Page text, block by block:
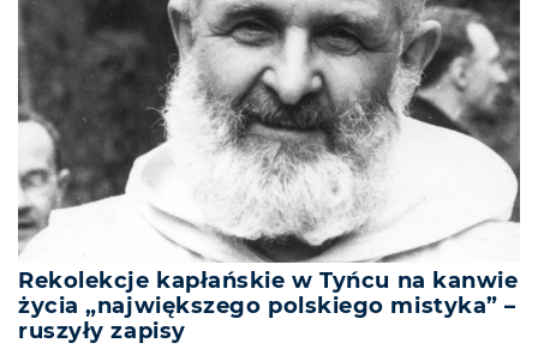
Rekolekcje kapłańskie w Tyńcu na kanwie
życia „największego polskiego mistyka” –
ruszyły zapisy